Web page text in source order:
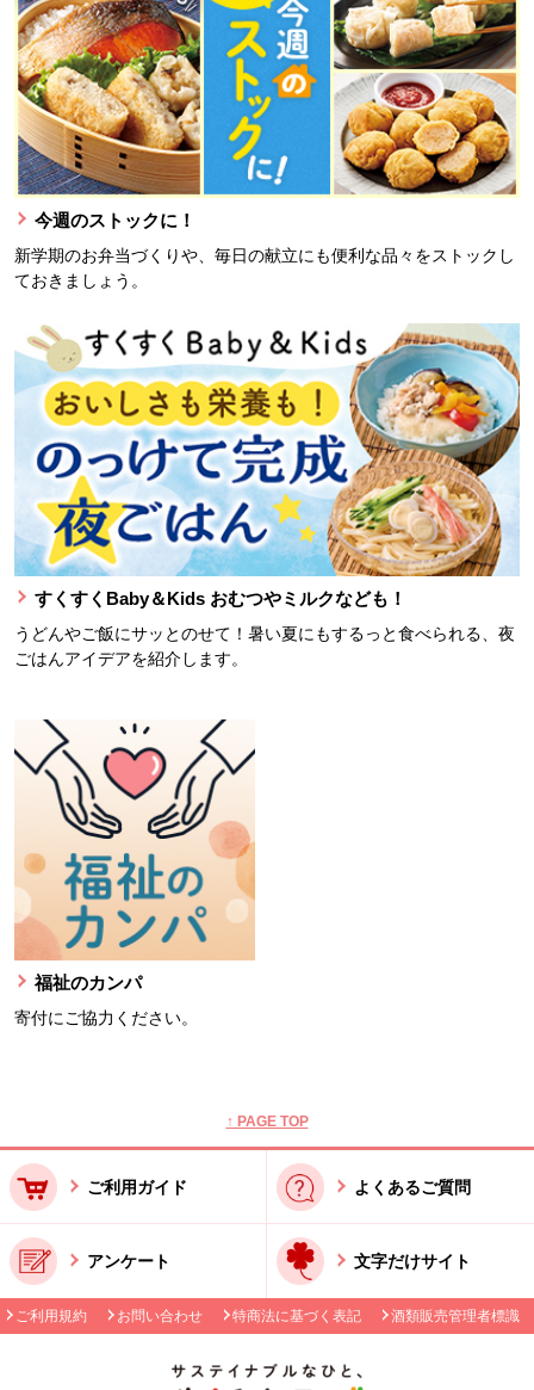
今週のストックに！
新学期のお弁当づくりや、毎日の献立にも便利な品々をストックし
ておきましょう。
すくすくBaby＆Kids おむつやミルクなども！
うどんやご飯にサッとのせて！暑い夏にもするっと食べられる、夜
ごはんアイデアを紹介します。
福祉のカンパ
寄付にご協力ください。
↑ PAGE TOP
ご利用ガイド よくあるご質問
アンケート 文字だけサイト
ご利用規約 お問い合わせ 特商法に基づく表記 酒類販売管理者標識